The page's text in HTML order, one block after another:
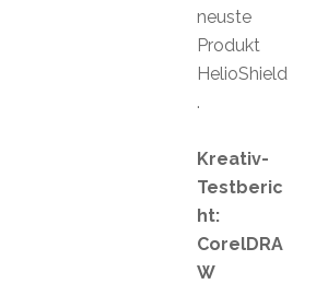
neuste
Produkt
HelioShield
.
Kreativ-
Testberic
ht:
CorelDRA
W